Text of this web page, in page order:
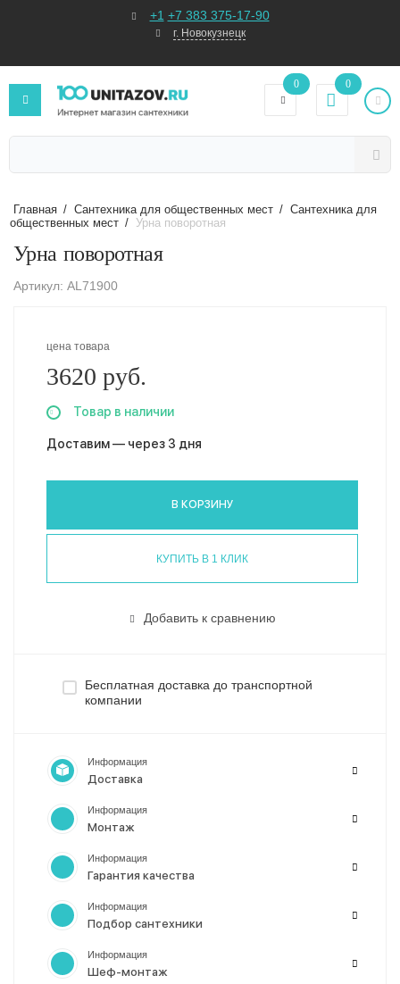
+1 +7 383 375-17-90
г. Новокузнецк
0 0
Главная / Сантехника для общественных мест / Сантехника для
общественных мест / Урна поворотная
Урна поворотная
Артикул: AL71900
цена товара
3620 руб.
Товар в наличии
Доставим — через 3 дня
В КОРЗИНУ
КУПИТЬ В 1 КЛИК
Добавить к сравнению
Бесплатная доставка до транспортной
компании
Информация
Доставка
Информация
Монтаж
Информация
Гарантия качества
Информация
Подбор сантехники
Информация
Шеф-монтаж